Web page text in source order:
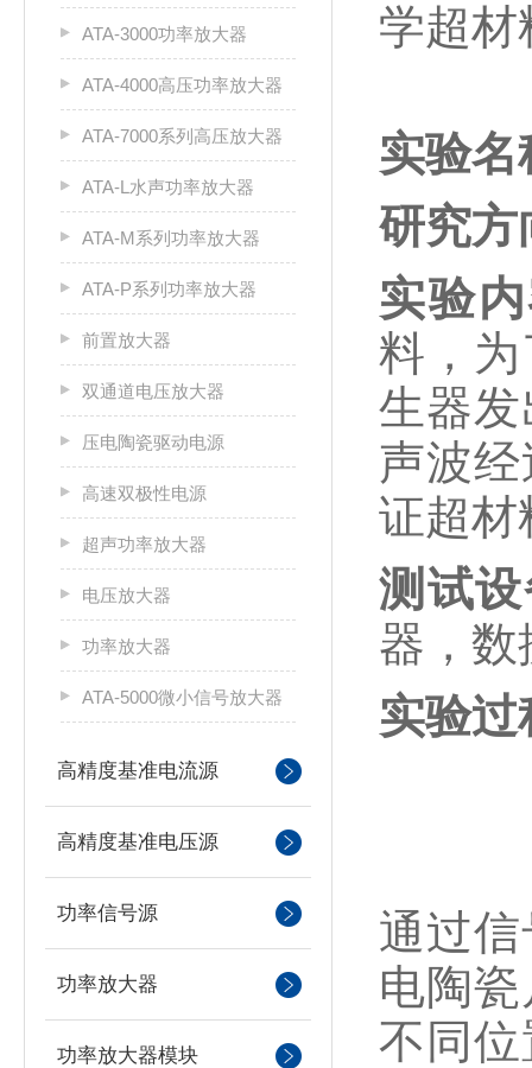
ATA-3000功率放大器
ATA-4000高压功率放大器
ATA-7000系列高压放大器
ATA-L水声功率放大器
ATA-M系列功率放大器
ATA-P系列功率放大器
前置放大器
双通道电压放大器
压电陶瓷驱动电源
高速双极性电源
超声功率放大器
电压放大器
功率放大器
ATA-5000微小信号放大器
高精度基准电流源
高精度基准电压源
功率信号源
功率放大器
功率放大器模块
学超材
实验名
研究方
实验
料，
生器
声波
证超材
测试
器，数
实验过
通过
电陶
不同